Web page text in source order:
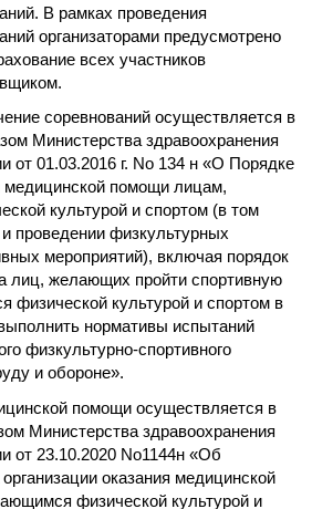
В рамках проведения
организаторами предусмотрено
всех участников
соревнований осуществляется в
Министерства здравоохранения
от 01.03.2016 г. No 134 н «О Порядке
медицинской помощи лицам,
культурой и спортом (в том
проведении физкультурных
мероприятий), включая порядок
лиц, желающих пройти спортивную
физической культурой и спортом в
нормативы испытаний
физкультурно-спортивного
и обороне».
помощи осуществляется в
Министерства здравоохранения
от 23.10.2020 No1144н «Об
оказания медицинской
физической культурой и